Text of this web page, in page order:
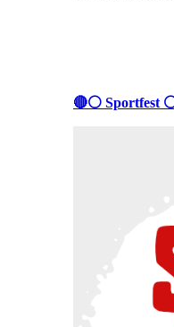
🔴⚪️ Sportfest